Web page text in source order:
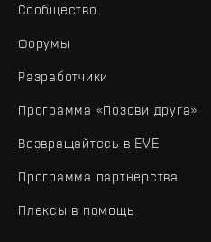
Сообщество
Форумы
Разработчики
Программа «Позови друга»
Возвращайтесь в EVE
Программа партнёрства
Плексы в помощь